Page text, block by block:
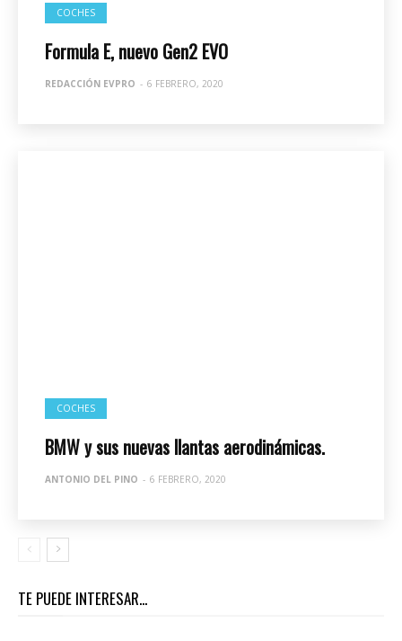
COCHES
Formula E, nuevo Gen2 EVO
REDACCIÓN EVPRO - 6 FEBRERO, 2020
COCHES
BMW y sus nuevas llantas aerodinámicas.
ANTONIO DEL PINO - 6 FEBRERO, 2020
TE PUEDE INTERESAR...